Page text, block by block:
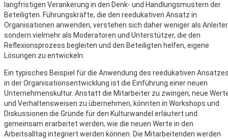
langfristigen Verankerung in den Denk- und Handlungsmustern der
Beteiligten. Führungskräfte, die den reedukativen Ansatz in
Organisationen anwenden, verstehen sich daher weniger als
sondern vielmehr als Moderatoren und Unterstützer, die den
Reflexionsprozess begleiten und den Beteiligten helfen, eigene
Lösungen zu entwickeln.
Ein typisches Beispiel für die Anwendung des reedukativen
in der Organisationsentwicklung ist die Einführung einer neuen
Unternehmenskultur. Anstatt die Mitarbeiter zu zwingen, neue
und Verhaltensweisen zu übernehmen, könnten in Workshops und
Diskussionen die Gründe für den Kulturwandel erläutert und
gemeinsam erarbeitet werden, wie die neuen Werte in den
Arbeitsalltag integriert werden können. Die Mitarbeitenden werden